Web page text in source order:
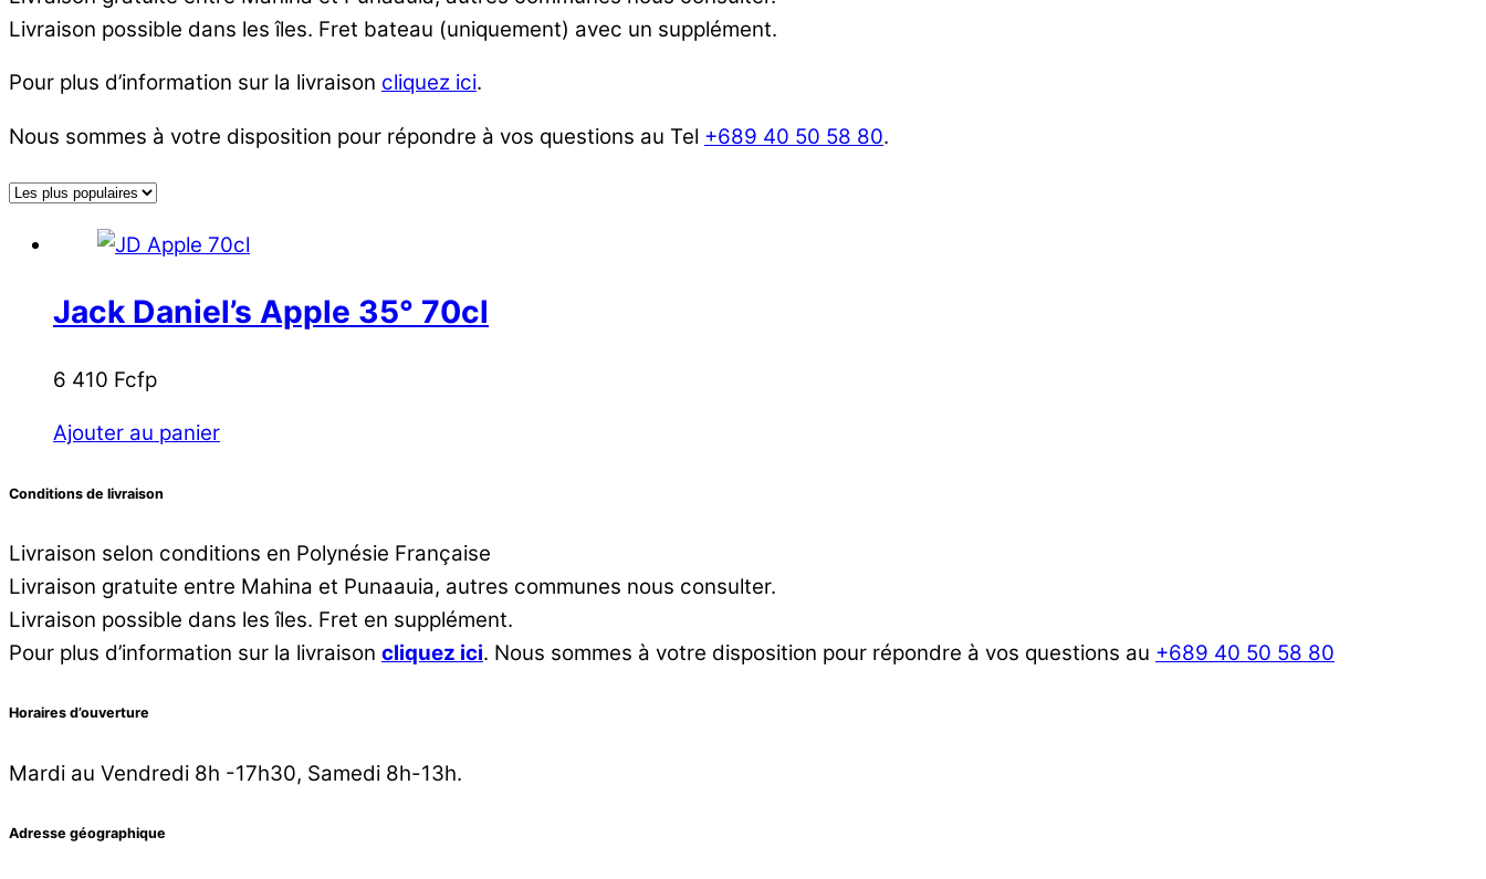
Livraison possible dans les îles. Fret bateau (uniquement) avec un supplément.
Pour plus d’information sur la livraison cliquez ici.
Nous sommes à votre disposition pour répondre à vos questions au Tel +689 40 50 58 80.
Jack Daniel’s Apple 35° 70cl
6 410 Fcfp
Ajouter au panier
Conditions de livraison
Livraison selon conditions en Polynésie Française
Livraison gratuite entre Mahina et Punaauia, autres communes nous consulter.
Livraison possible dans les îles. Fret en supplément.
Pour plus d’information sur la livraison cliquez ici. Nous sommes à votre disposition pour répondre à vos questions au +689 40 50 58 80
Horaires d’ouverture
Mardi au Vendredi 8h -17h30, Samedi 8h-13h.
Adresse géographique